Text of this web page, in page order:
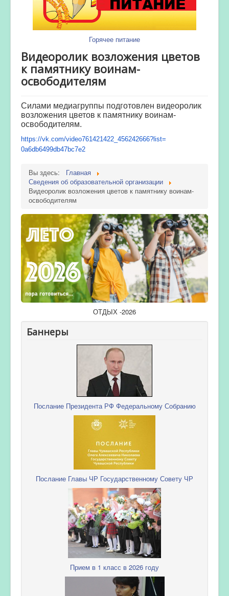
Горячее питание
Видеоролик возложения цветов
к памятнику воинам-
освободителям
Силами медиагруппы подготовлен видеоролик
возложения цветов к памятнику воинам-
освободителям.
https://vk.com/video761421422_ 456242666?list=
0a6db6499db47bc7e2
Вы здесь:
Главная
Сведения об образовательной организации
Видеоролик возложения цветов к памятнику воинам-
освободителям
ОТДЫХ -2026
Баннеры
Послание Президента РФ Федеральному Собранию
Послание Главы ЧР Государственному Совету ЧР
Прием в 1 класс в 2026 году